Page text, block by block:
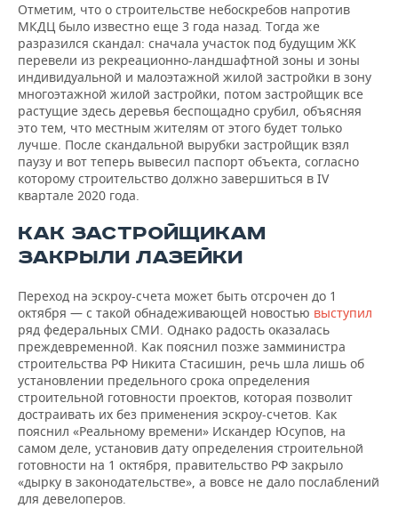
Отметим, что о строительстве небоскребов напротив
МКДЦ было известно еще 3 года назад. Тогда же
разразился скандал: сначала участок под будущим ЖК
перевели из рекреационно-ландшафтной зоны и зоны
индивидуальной и малоэтажной жилой застройки в зону
многоэтажной жилой застройки, потом застройщик все
растущие здесь деревья беспощадно срубил, объясняя
это тем, что местным жителям от этого будет только
лучше. После скандальной вырубки застройщик взял
паузу и вот теперь вывесил паспорт объекта, согласно
которому строительство должно завершиться в IV
квартале 2020 года.
КАК ЗАСТРОЙЩИКАМ
ЗАКРЫЛИ ЛАЗЕЙКИ
Переход на эскроу-счета может быть отсрочен до 1
октября — с такой обнадеживающей новостью выступил
ряд федеральных СМИ. Однако радость оказалась
преждевременной. Как пояснил позже замминистра
строительства РФ Никита Стасишин, речь шла лишь об
установлении предельного срока определения
строительной готовности проектов, которая позволит
достраивать их без применения эскроу-счетов. Как
пояснил «Реальному времени» Искандер Юсупов, на
самом деле, установив дату определения строительной
готовности на 1 октября, правительство РФ закрыло
«дырку в законодательстве», а вовсе не дало послаблений
для девелоперов.